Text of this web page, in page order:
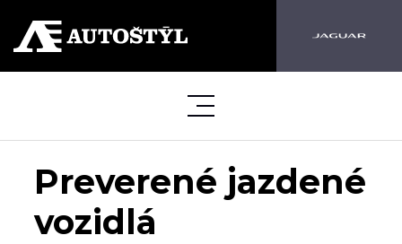
Preverené jazdené
vozidlá